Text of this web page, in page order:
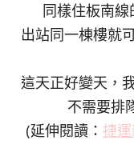
同樣住板南線
出站同一棟樓就
這天正好變天，
不需要排
(延伸閱讀： 捷